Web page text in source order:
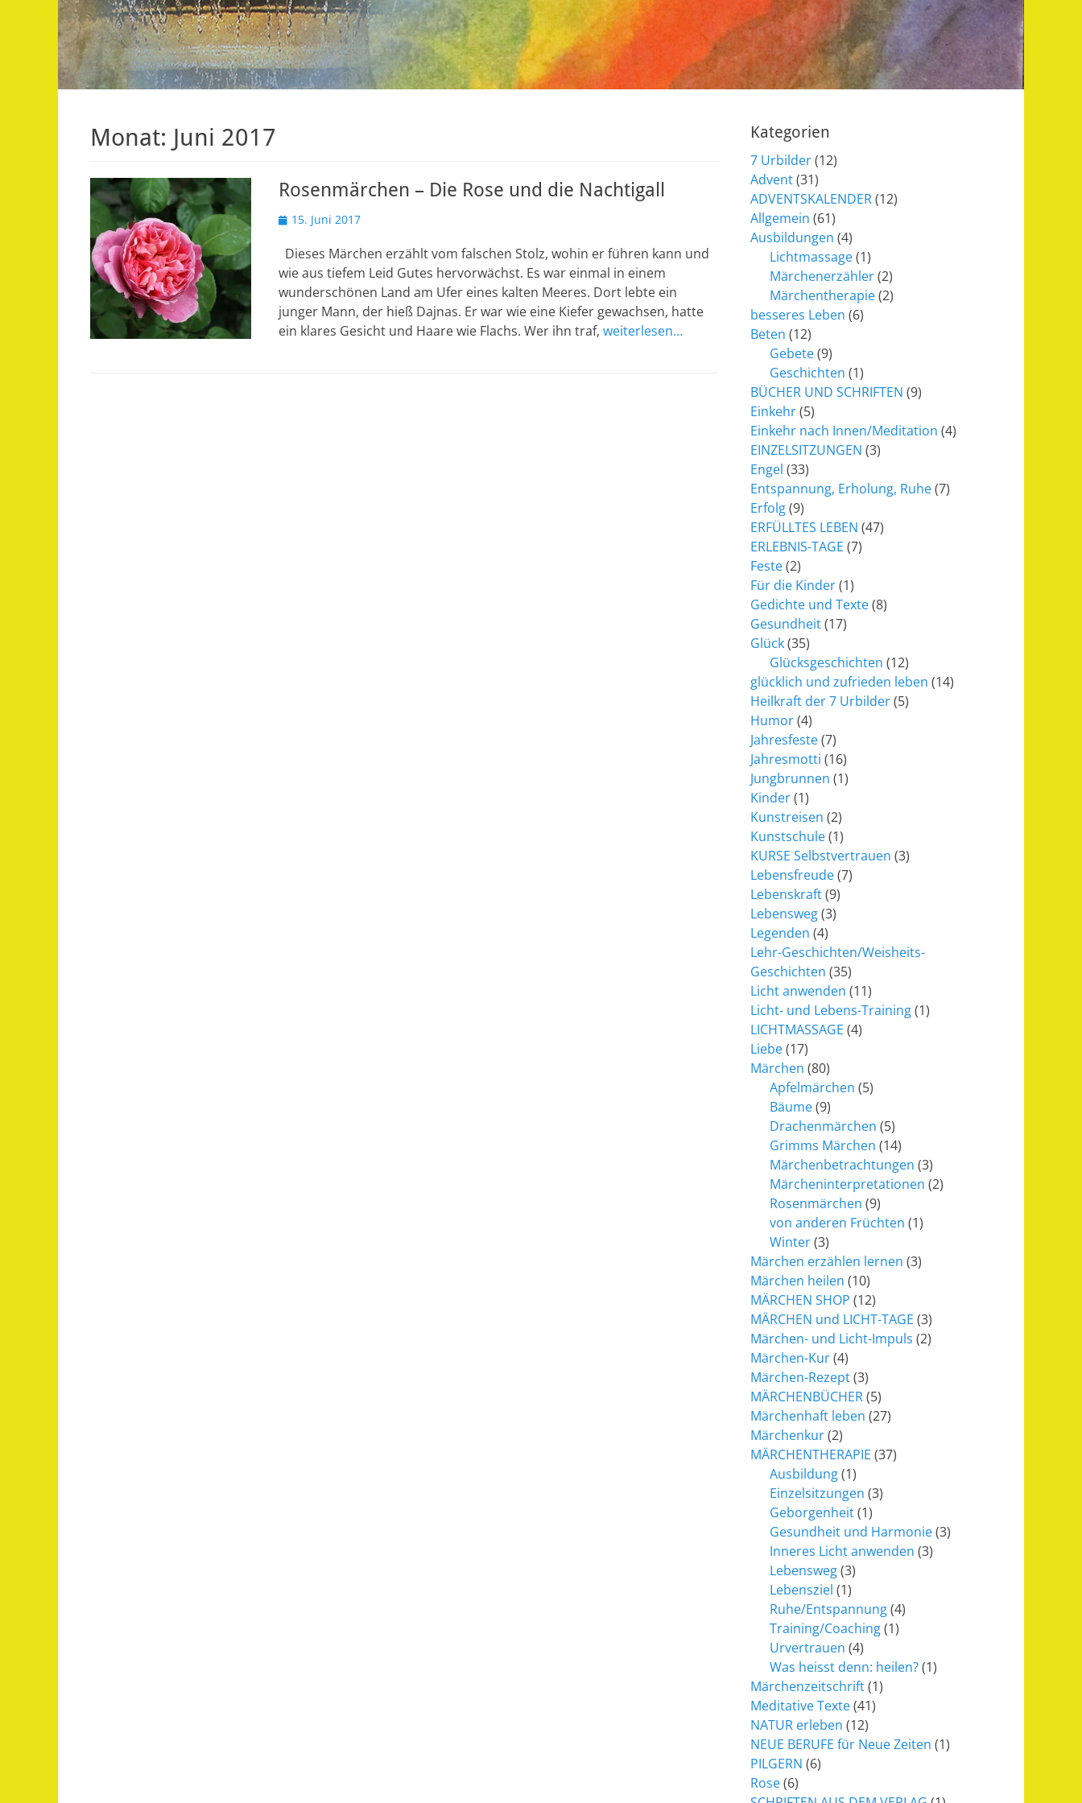
Monat: Juni 2017
Rosenmärchen – Die Rose und die Nachtigall
Veröffentlicht
15. Juni 2017
Dieses Märchen erzählt vom falschen Stolz, wohin er führen kann und
wie aus tiefem Leid Gutes hervorwächst. Es war einmal in einem
wunderschönen Land am Ufer eines kalten Meeres. Dort lebte ein
junger Mann, der hieß Dajnas. Er war wie eine Kiefer gewachsen, hatte
ein klares Gesicht und Haare wie Flachs. Wer ihn traf, weiterlesen…
Kategorien
7 Urbilder(12)
Advent(31)
ADVENTSKALENDER(12)
Allgemein (61)
Ausbildungen (4)
Lichtmassage(1)
Märchenerzähler(2)
Märchentherapie(2)
besseres Leben (6)
Beten (12)
Gebete(9)
Geschichten (1)
BÜCHER UND SCHRIFTEN (9)
Einkehr(5)
Einkehr nach Innen/Meditation (4)
EINZELSITZUNGEN (3)
Engel (33)
Entspannung, Erholung, Ruhe(7)
Erfolg(9)
ERFÜLLTES LEBEN (47)
ERLEBNIS-TAGE (7)
Feste(2)
Für die Kinder(1)
Gedichte und Texte(8)
Gesundheit(17)
Glück(35)
Glücksgeschichten (12)
glücklich und zufrieden leben (14)
Heilkraft der 7 Urbilder(5)
Humor(4)
Jahresfeste(7)
Jahresmotti (16)
Jungbrunnen (1)
Kinder(1)
Kunstreisen (2)
Kunstschule(1)
KURSE Selbstvertrauen (3)
Lebensfreude(7)
Lebenskraft(9)
Lebensweg(3)
Legenden (4)
Lehr-Geschichten/Weisheits-
Geschichten (35)
Licht anwenden (11)
Licht- und Lebens-Training(1)
LICHTMASSAGE (4)
Liebe(17)
Märchen (80)
Apfelmärchen (5)
Bäume(9)
Drachenmärchen (5)
Grimms Märchen (14)
Märchenbetrachtungen (3)
Märcheninterpretationen (2)
Rosenmärchen (9)
von anderen Früchten (1)
Winter(3)
Märchen erzählen lernen (3)
Märchen heilen (10)
MÄRCHEN SHOP (12)
MÄRCHEN und LICHT-TAGE (3)
Märchen- und Licht-Impuls (2)
Märchen-Kur(4)
Märchen-Rezept(3)
MÄRCHENBÜCHER(5)
Märchenhaft leben (27)
Märchenkur(2)
MÄRCHENTHERAPIE (37)
Ausbildung(1)
Einzelsitzungen (3)
Geborgenheit(1)
Gesundheit und Harmonie(3)
Inneres Licht anwenden (3)
Lebensweg(3)
Lebensziel (1)
Ruhe/Entspannung(4)
Training/Coaching(1)
Urvertrauen (4)
Was heisst denn: heilen?(1)
Märchenzeitschrift(1)
Meditative Texte(41)
NATUR erleben (12)
NEUE BERUFE für Neue Zeiten (1)
PILGERN (6)
Rose(6)